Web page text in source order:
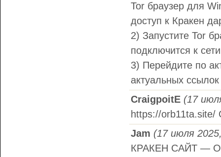
Tor браузер для
доступ к Кракен
2) Запустите Tor
подключится к
3) Перейдите по
актуальных
CraigpoitE (17
https://orb11ta.site/
Jam (17 июля
КРАКЕН САЙТ —